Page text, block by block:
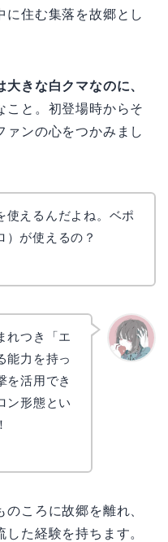
に住む集落を故郷とし
大きな白クマなのに、
こと。初登場時からそ
ァンの心をつかみまし
使えるんだよね。ベポ
）が使えるの？
れつき「エ
能力を持っ
を活用でき
ン形態とい
のころに故郷を離れ、
た経験を持ちます。